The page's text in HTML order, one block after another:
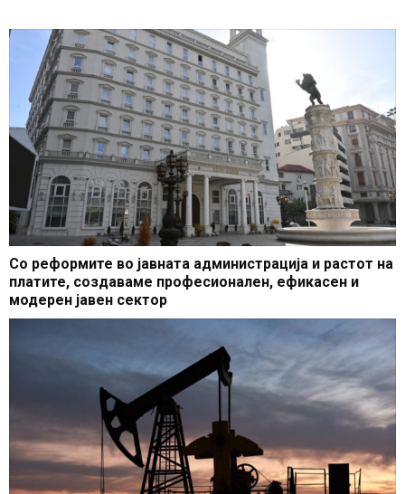
Со реформите во јавната администрација и растот на
платите, создаваме професионален, ефикасен и
модерен јавен сектор